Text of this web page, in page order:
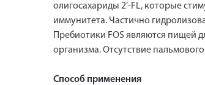
олигосахариды 2’-FL, которые
иммунитета. Частично
Пребиотики FOS являются пищей
организма. Отсутствие
Способ применения